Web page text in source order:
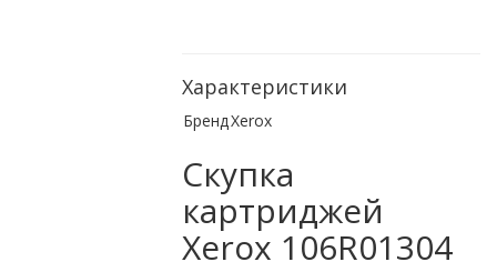
Характеристики
БрендXerox
Скупка
картриджей
Xerox 106R01304